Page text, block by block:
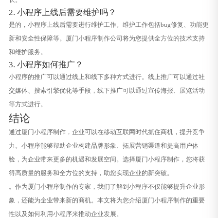
2. 小程序上线后需要维护吗？
是的，小程序上线后需要进行维护工作。维护工作包括bug修复、功能更
新和安全性保障等。厦门小程序制作公司将为您提供全方位的技术支持
和维护服务。
3. 小程序如何推广？
小程序的推广可以通过线上和线下多种方式进行。线上推广可以通过社
交媒体、搜索引擎优化等手段，线下推广可以通过宣传海报、展览活动
等方式进行。
结论
通过厦门小程序制作，企业可以在移动互联网时代抓住商机，提升竞争
力。小程序能够帮助企业构建品牌形象、拓展营销渠道和提高用户体
验，为企业带来更多的机遇和发展空间。选择厦门小程序制作，您将获
得高质量的服务和全方位的支持，助您实现企业的新突破。
。作为厦门小程序制作的专家，我们了解到小程序不仅能够提升企业形
象，还能为企业带来新的商机。本文将为您介绍厦门小程序制作的重要
性以及如何利用小程序来推动企业发展。